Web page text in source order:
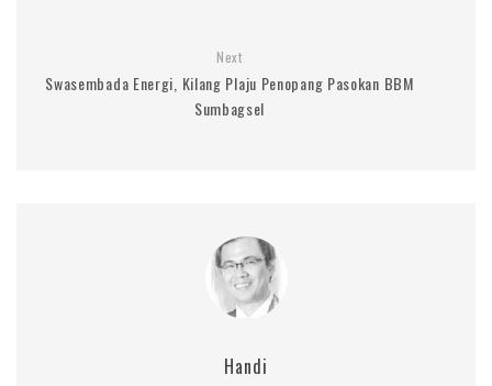
Next
Swasembada Energi, Kilang Plaju Penopang Pasokan BBM
Sumbagsel
Handi